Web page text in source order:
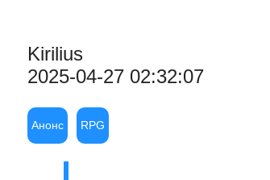
Kirilius
2025-04-27 02:32:07
Анонс RPG